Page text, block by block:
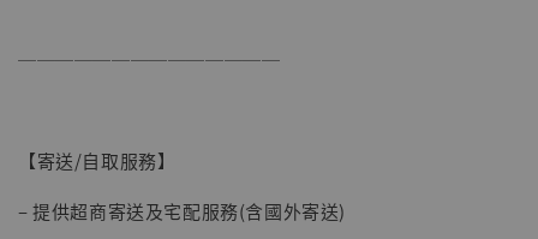
──────────────
【寄送/自取服務】
– 提供超商寄送及宅配服務(含國外寄送)